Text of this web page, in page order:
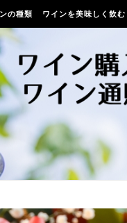
の種類 ワインを美味しく飲む